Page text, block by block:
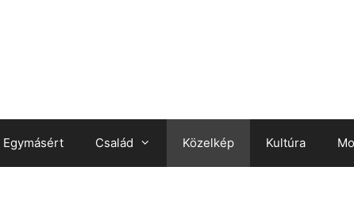
Egymásért Család Közelkép Kultúra